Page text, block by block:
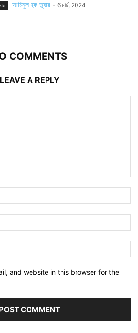
আমিনুল হক তুষার - 6 মার্চ, 2024
COMMENTS
LEAVE A REPLY
and website in this browser for the